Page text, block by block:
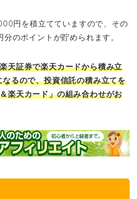
円を積立てていますので、その
のポイントが貯められます。
天証券で楽天カードから積み立
なるので、投資信託の積み立てを
楽天カード」の組み合わせがお